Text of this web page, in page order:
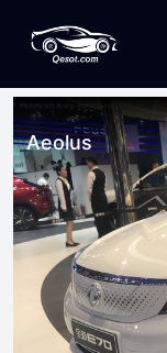
Aeolus